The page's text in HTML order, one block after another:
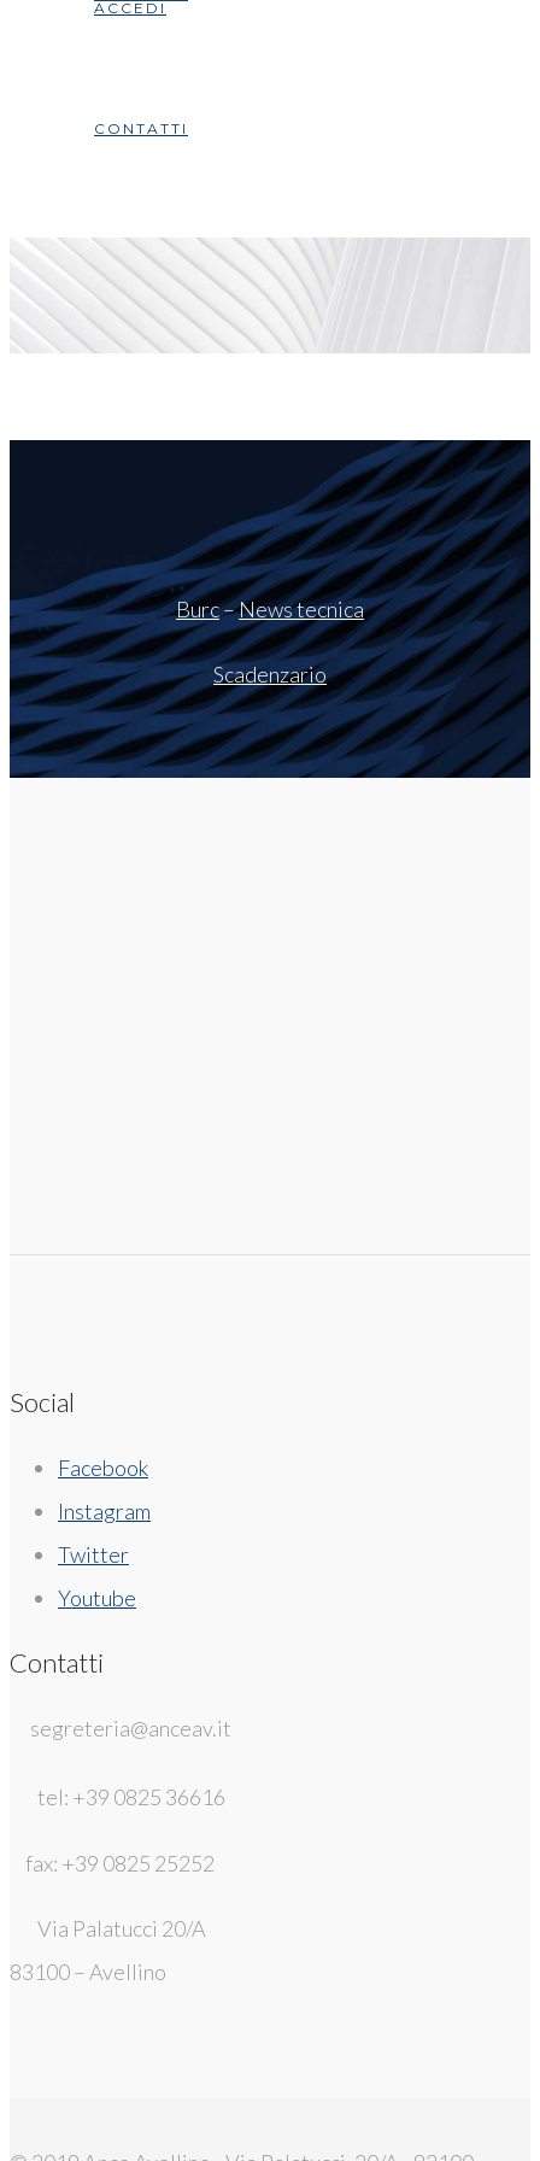
ACCEDI
CONTATTI
Burc–News tecnica
Scadenzario
Social
Facebook
Instagram
Twitter
Youtube
Contatti
segreteria@anceav.it
tel: +39 0825 36616
fax: +39 0825 25252
Via Palatucci 20/A
83100 – Avellino